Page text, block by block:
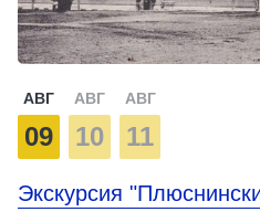
АВГ
09
АВГ
10
АВГ
11
Экскурсия